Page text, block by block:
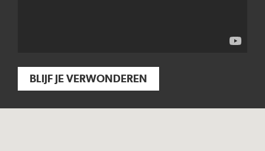
BLIJF JE VERWONDEREN